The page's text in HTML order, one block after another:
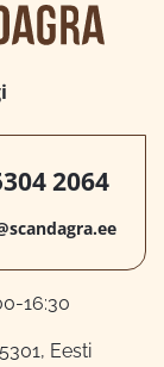
2064
16:30
Eesti